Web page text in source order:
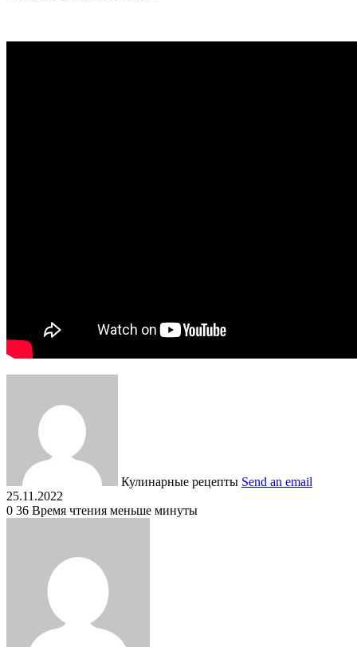
Кулинарные рецепты Send an email
25.11.2022
0 36 Время чтения меньше минуты